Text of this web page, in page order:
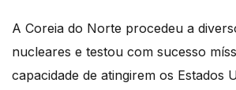
A Coreia do Norte procedeu a
nucleares e testou com sucesso
capacidade de atingirem os Estados